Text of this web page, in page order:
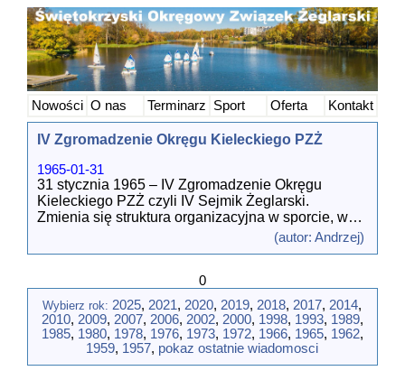
Nowości O nas Terminarz Sport Oferta Kontakt
IV Zgromadzenie Okręgu Kieleckiego PZŻ
1965-01-31
31 stycznia 1965 – IV Zgromadzenie Okręgu
Kieleckiego PZŻ czyli IV Sejmik Żeglarski.
Zmienia się struktura organizacyjna w sporcie, w
tym i w sporcie żeglarskim. Do tej pory, w ramach
PZŻ, funkcjonowały zarządy okręgowe. Teraz
uzyskać osobowość prawną (poprzez
zarejestrowanie się w Prezydium WRN) i jako
okręgowy związek żeglarski wstąpić do PZŻ.
Delegaci klubów upoważnili zarząd na Sejmiku do
podjęcia takich kroków.
(autor: Andrzej)
0
Wybierz rok: 2025, 2021, 2020, 2019, 2018, 2017, 2014,
2010, 2009, 2007, 2006, 2002, 2000, 1998, 1993, 1989,
1985, 1980, 1978, 1976, 1973, 1972, 1966, 1965, 1962,
1959, 1957, pokaz ostatnie wiadomosci